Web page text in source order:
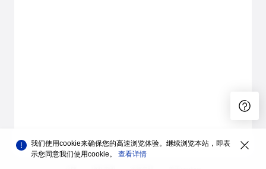
我们使用cookie来确保您的高速浏览体验。继续浏览本站，即表
示您同意我们使用cookie。 查看详情